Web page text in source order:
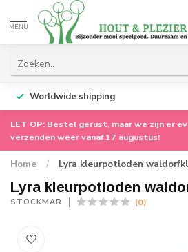
MENU
Worldwide shipping
LET OP: Bestel gerust, maar we zijn er
verzenden weer vanaf 17 augustus!
Home / Lyra kleurpotloden
Lyra kleurpotloden
STOCKMAR (0)